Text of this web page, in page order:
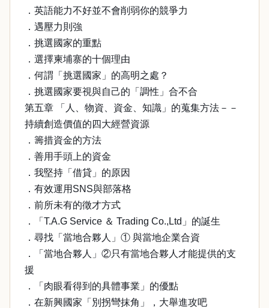
．英語能力不好並不會削弱你的競爭力
．遇壓力則強
．挑選國家的重點
．選擇柬埔寨的十個理由
．何謂「挑選國家」的高明之處？
．挑選國家要視與自己的「調性」合不合
第五章 「人、物資、資金、知識」的蒐集方法－－
持續創造價值的四大經營資源
．籌措資金的方法
．善用手頭上的資金
．我堅持「借貸」的原因
．有效運用SNS與部落格
．前所未有的徵才方式
．「T.A.G Service ＆ Trading Co.,Ltd」的誕生
．尋找「當地合夥人」① 與當地企業合資
．「當地合夥人」②只有當地合夥人才能提供的支
援
．「肉眼看得到的具體事業」的優點
．在新興國家「別拐彎抹角」，大舉進攻吧